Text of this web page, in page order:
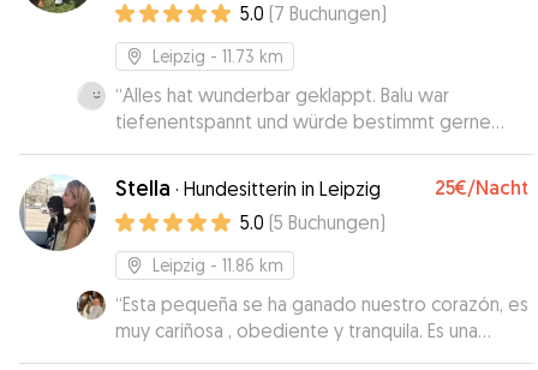
5.0 (7 Buchungen)
Leipzig - 11.73 km
“Alles hat wunderbar geklappt. Balu war
tiefenentspannt und würde bestimmt gerne
wieder kommen!”
Stella · Hundesitterin in Leipzig 25€/Nacht
5.0 (5 Buchungen)
Leipzig - 11.86 km
“Esta pequeña se ha ganado nuestro corazón, es
muy cariñosa , obediente y tranquila. Es una
perrita muy juguetona , se lleva muy bien con los